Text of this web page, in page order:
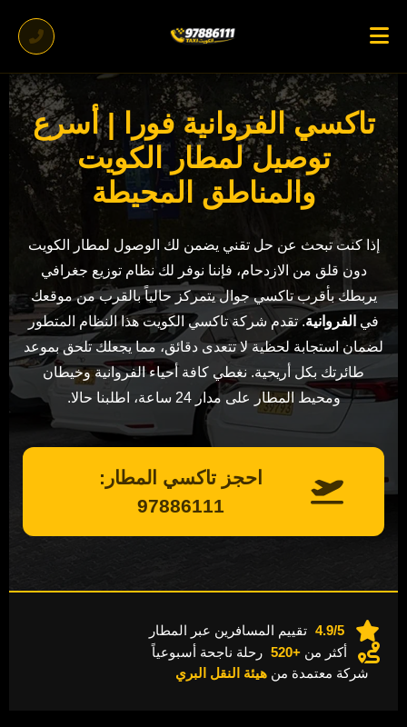
تاكسي الفروانية فورا | أسرع
توصيل لمطار الكويت
والمناطق المحيطة
إذا كنت تبحث عن حل تقني يضمن لك الوصول لمطار الكويت
دون قلق من الازدحام، فإننا نوفر لك نظام توزيع جغرافي
يربطك بأقرب تاكسي جوال يتمركز حالياً بالقرب من موقعك
في الفروانية. تقدم شركة تاكسي الكويت هذا النظام المتطور
لضمان استجابة لحظية لا تتعدى دقائق، مما يجعلك تلحق بموعد
طائرتك بكل أريحية. نغطي كافة أحياء الفروانية وخيطان
ومحيط المطار على مدار 24 ساعة، اطلبنا حالا.
احجز تاكسي المطار:
97886111
4.9/5 تقييم المسافرين عبر المطار
أكثر من +520
رحلة ناجحة أسبوعياً
شركة معتمدة من هيئة النقل البري